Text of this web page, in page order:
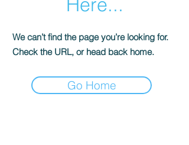
We can’t find the page you’re looking for.
Check the URL, or head back home.
Go Home